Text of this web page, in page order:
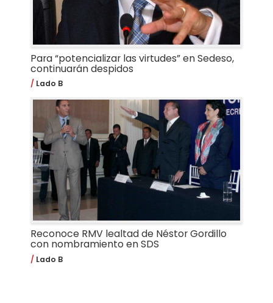
Para “potencializar las virtudes” en Sedeso,
continuarán despidos
Lado B
Reconoce RMV lealtad de Néstor Gordillo
con nombramiento en SDS
Lado B